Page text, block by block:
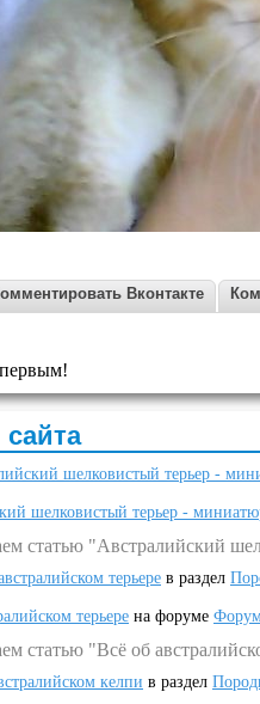
Вконтакте
шелковистый терьер -
шелковистый терьер -
статью "Австралийский
терьере в раздел
терьере на форуме
статью "Всё об
келпи в раздел